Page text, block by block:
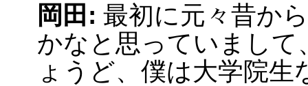
岡田: 最初に元々昔か
かなと思っていまして
ょうど、僕は大学院生